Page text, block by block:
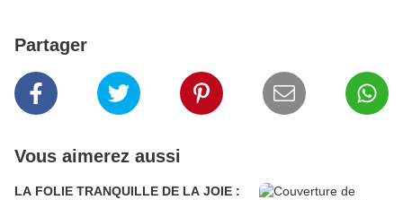
Partager
Vous aimerez aussi
LA FOLIE TRANQUILLE DE LA JOIE :